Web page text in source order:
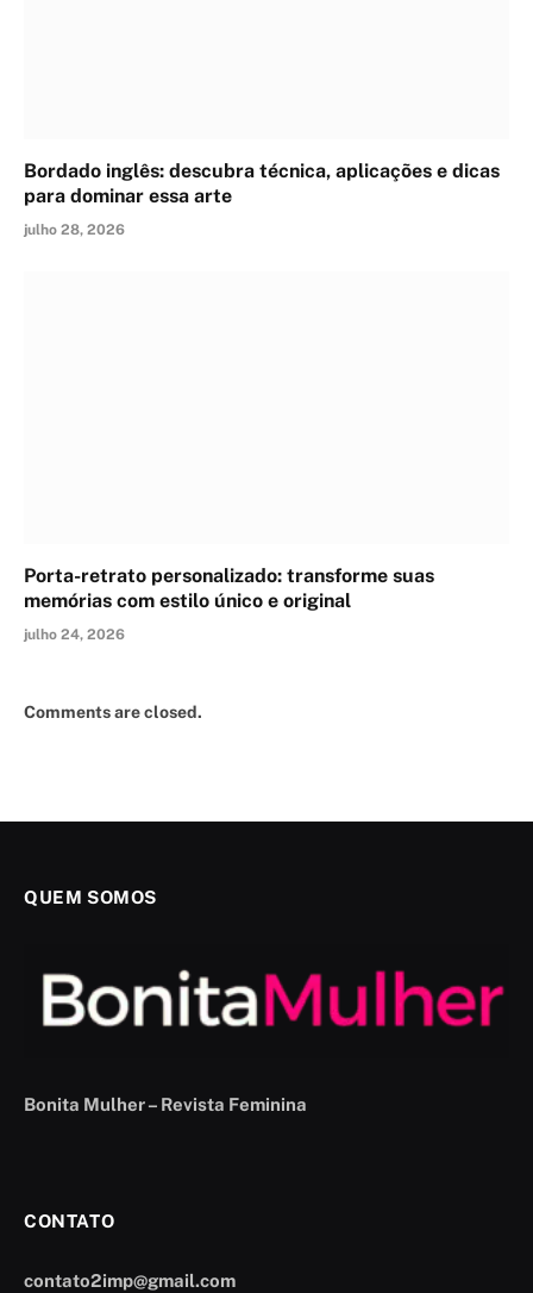
Bordado inglês: descubra técnica, aplicações e dicas
para dominar essa arte
julho 28, 2026
Porta-retrato personalizado: transforme suas
memórias com estilo único e original
julho 24, 2026
Comments are closed.
QUEM SOMOS
Bonita Mulher – Revista Feminina
CONTATO
contato2imp@gmail.com